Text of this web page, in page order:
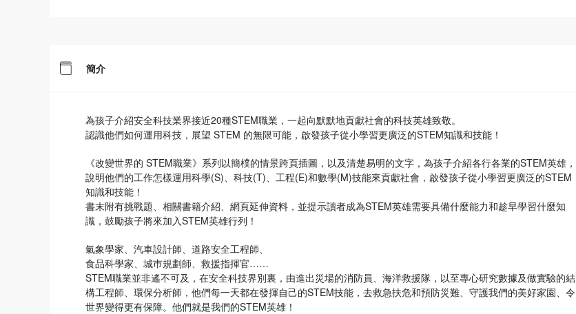
簡介
為孩子介紹安全科技業界接近20種STEM職業，一起向默默地貢獻社會的科技英雄致敬。
認識他們如何運用科技，展望 STEM 的無限可能，啟發孩子從小學習更廣泛的STEM知識和技能！
《改變世界的 STEM職業》系列以簡樸的情景跨頁插圖，以及清楚易明的文字，為孩子介紹各行各業的STEM英雄，
說明他們的工作怎樣運用科學(S)、科技(T)、工程(E)和數學(M)技能來貢獻社會，啟發孩子從小學習更廣泛的STEM
知識和技能！
書末附有挑戰題、相關書籍介紹、網頁延伸資料，並提示讀者成為STEM英雄需要具備什麼能力和趁早學習什麼知
識，鼓勵孩子將來加入STEM英雄行列！
氣象學家、汽車設計師、道路安全工程師、
食品科學家、城巿規劃師、救援指揮官……
STEM職業並非遙不可及，在安全科技界別裏，由進出災場的消防員、海洋救援隊，以至專心研究數據及做實驗的結
構工程師、環保分析師，他們每一天都在發揮自己的STEM技能，去救急扶危和預防災難、守護我們的美好家園、令
世界變得更有保障。他們就是我們的STEM英雄！